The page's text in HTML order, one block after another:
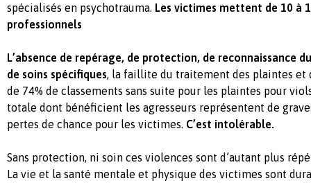
spécialisés en psychotrauma. Les victimes mettent de 10 à
professionnels
L’absence de repérage, de protection, de reconnaissance
de soins spécifiques, la faillite du traitement des plaintes et
de 74% de classements sans suite pour les plaintes pour
totale dont bénéficient les agresseurs représentent de
pertes de chance pour les victimes. C’est intolérable.
Sans protection, ni soin ces violences sont d’autant plus
La vie et la santé mentale et physique des victimes sont